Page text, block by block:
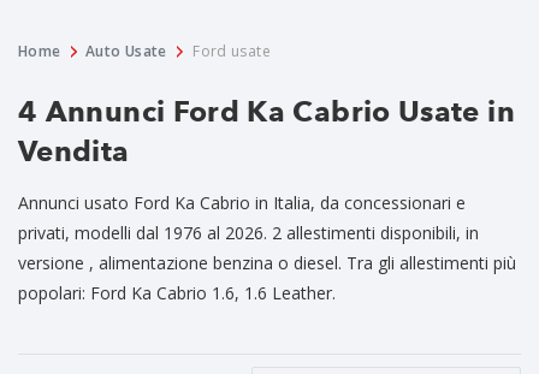
Home Auto Usate Ford usate
4 Annunci Ford Ka Cabrio Usate in
Vendita
Annunci usato Ford Ka Cabrio in Italia, da concessionari e
privati, modelli dal 1976 al 2026. 2 allestimenti disponibili, in
versione , alimentazione benzina o diesel. Tra gli allestimenti più
popolari: Ford Ka Cabrio 1.6, 1.6 Leather.